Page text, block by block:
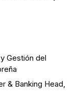
Gestión del
& Banking Head,